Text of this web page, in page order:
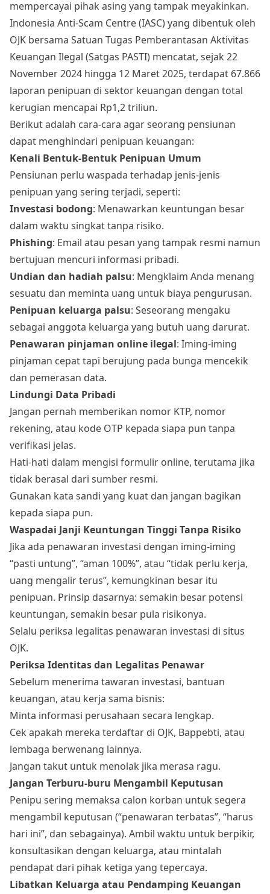
mempercayai pihak asing yang tampak meyakinkan.
Indonesia Anti-Scam Centre (IASC) yang dibentuk oleh
OJK bersama Satuan Tugas Pemberantasan Aktivitas
Keuangan Ilegal (Satgas PASTI) mencatat, sejak 22
November 2024 hingga 12 Maret 2025, terdapat 67.866
laporan penipuan di sektor keuangan dengan total
kerugian mencapai Rp1,2 triliun.
Berikut adalah cara-cara agar seorang pensiunan
dapat menghindari penipuan keuangan:
Kenali Bentuk-Bentuk Penipuan Umum
Pensiunan perlu waspada terhadap jenis-jenis
penipuan yang sering terjadi, seperti:
Investasi bodong: Menawarkan keuntungan besar
dalam waktu singkat tanpa risiko.
Phishing: Email atau pesan yang tampak resmi namun
bertujuan mencuri informasi pribadi.
Undian dan hadiah palsu: Mengklaim Anda menang
sesuatu dan meminta uang untuk biaya pengurusan.
Penipuan keluarga palsu: Seseorang mengaku
sebagai anggota keluarga yang butuh uang darurat.
Penawaran pinjaman online ilegal: Iming-iming
pinjaman cepat tapi berujung pada bunga mencekik
dan pemerasan data.
Lindungi Data Pribadi
Jangan pernah memberikan nomor KTP, nomor
rekening, atau kode OTP kepada siapa pun tanpa
verifikasi jelas.
Hati-hati dalam mengisi formulir online, terutama jika
tidak berasal dari sumber resmi.
Gunakan kata sandi yang kuat dan jangan bagikan
kepada siapa pun.
Waspadai Janji Keuntungan Tinggi Tanpa Risiko
Jika ada penawaran investasi dengan iming-iming
“pasti untung”, “aman 100%”, atau “tidak perlu kerja,
uang mengalir terus”, kemungkinan besar itu
penipuan. Prinsip dasarnya: semakin besar potensi
keuntungan, semakin besar pula risikonya.
Selalu periksa legalitas penawaran investasi di situs
OJK.
Periksa Identitas dan Legalitas Penawar
Sebelum menerima tawaran investasi, bantuan
keuangan, atau kerja sama bisnis:
Minta informasi perusahaan secara lengkap.
Cek apakah mereka terdaftar di OJK, Bappebti, atau
lembaga berwenang lainnya.
Jangan takut untuk menolak jika merasa ragu.
Jangan Terburu-buru Mengambil Keputusan
Penipu sering memaksa calon korban untuk segera
mengambil keputusan (“penawaran terbatas”, “harus
hari ini”, dan sebagainya). Ambil waktu untuk berpikir,
konsultasikan dengan keluarga, atau mintalah
pendapat dari pihak ketiga yang tepercaya.
Libatkan Keluarga atau Pendamping Keuangan